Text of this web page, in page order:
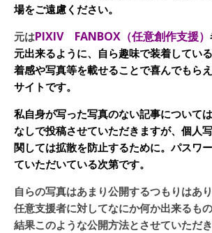
場をご遠慮ください。
元はPIXIV FANBOX（任意創作支援）
元出来るように、自ら趣味で装着してい
着感や写真等を載せることで喜んでもら
サイトです。
私自身が写った写真のない記事について
なしで投稿させていただきますが、個人
関しては拡散を防止するために。パスワ
ていただいている次第です。
自らの写真はあまり公開するつもりはあ
任意支援者に対してなにか何か出来るも
結果このような公開方法とさせていただき